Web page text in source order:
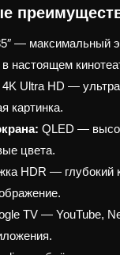
— максимальный
в настоящем
4K Ultra HD —
картинка.
QLED —
цвета.
HDR — глубокий
TV — YouTube,